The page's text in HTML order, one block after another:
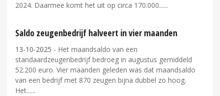
2024. Daarmee komt het uit op circa 170.000...
Saldo zeugenbedrijf halveert in vier maanden
13-10-2025 - Het maandsaldo van een
standaardzeugenbedrijf bedroeg in augustus gemiddeld
52.200 euro. Vier maanden geleden was dat maandsaldo
van een bedrijf met 870 zeugen bijna dubbel zo hoog.
Het...